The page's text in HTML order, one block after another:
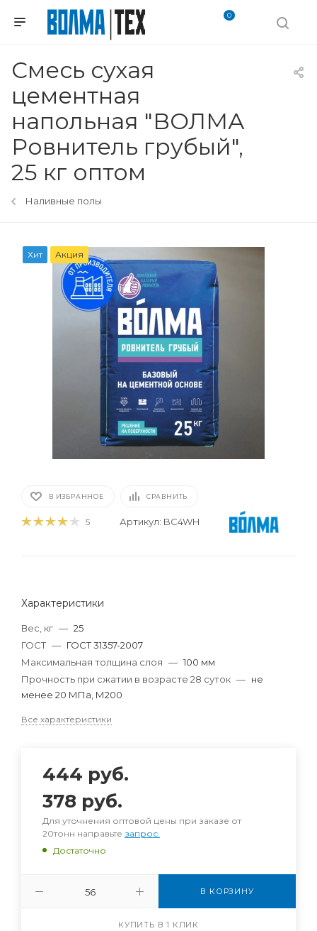
0
Смесь сухая
цементная
напольная "ВОЛМА
Ровнитель грубый",
25 кг оптом
Наливные полы
Хит Акция
В ИЗБРАННОЕ СРАВНИТЬ
5 Артикул: BC4WH
Характеристики
Вес, кг — 25
ГОСТ — ГОСТ 31357-2007
Максимальная толщина слоя — 100 мм
Прочность при сжатии в возрасте 28 суток — не
менее 20 МПа, М200
Все характеристики
444 руб.
378 руб.
Для уточнения оптовой цены при заказе от
20тонн направьте запрос.
Достаточно
В КОРЗИНУ
КУПИТЬ В 1 КЛИК